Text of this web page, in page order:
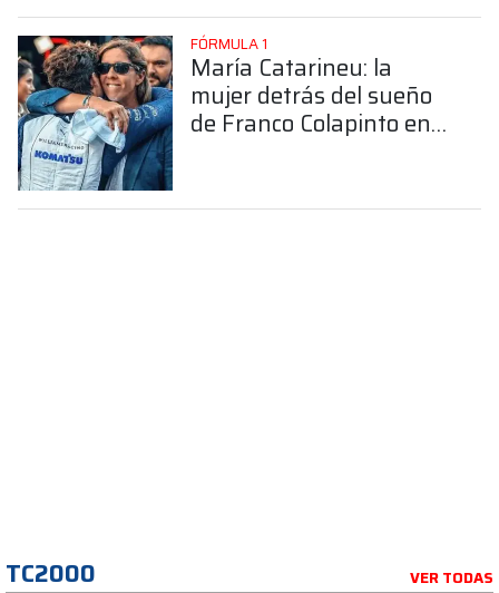
FÓRMULA 1
María Catarineu: la
mujer detrás del sueño
de Franco Colapinto en
TC2000 VER TODAS